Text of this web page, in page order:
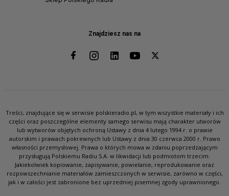
Znajdziesz nas na
Treści, znajdujące się w serwisie polskieradio.pl, w tym wszystkie materiały i ich
części oraz poszczególne elementy samego serwisu mają charakter utworów
lub wytworów objętych ochroną Ustawy z dnia 4 lutego 1994 r. o prawie
autorskim i prawach pokrewnych lub Ustawy z dnia 30 czerwca 2000 r. Prawo
własności przemysłowej. Prawa o których mowa w zdaniu poprzedzającym
przysługują Polskiemu Radiu S.A. w likwidacji lub podmiotom trzecim.
Jakiekolwiek kopiowanie, zapisywanie, powielanie, reprodukowanie oraz
rozpowszechnianie materiałów zamieszczonych w serwisie, zarówno w części,
jak i w całości jest zabronione bez uprzedniej pisemnej zgody uprawnionego.